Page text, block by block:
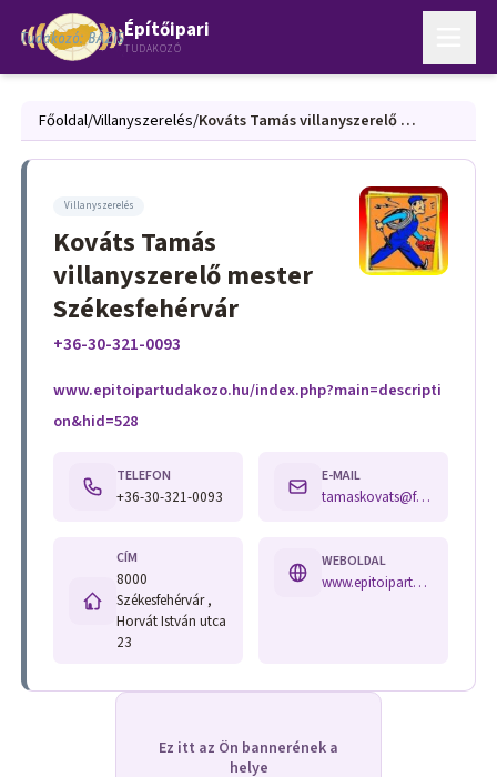
Építőipari
TUDAKOZÓ
Főoldal/Villanyszerelés/ Kováts Tamás villanyszerelő mester Székesfehérvár
Villanyszerelés
Kováts Tamás
villanyszerelő mester
Székesfehérvár
+36-30-321-0093
www.epitoipartudakozo.hu/index.php?main=descripti
on&hid=528
TELEFON
+36-30-321-0093
E-MAIL
tamaskovats@freemail.hu
CÍM
8000
Székesfehérvár ,
Horvát István utca
23
WEBOLDAL
www.epitoipartudakozo.hu/index.php?main=description&hid=528
Ez itt az Ön bannerének a
helye